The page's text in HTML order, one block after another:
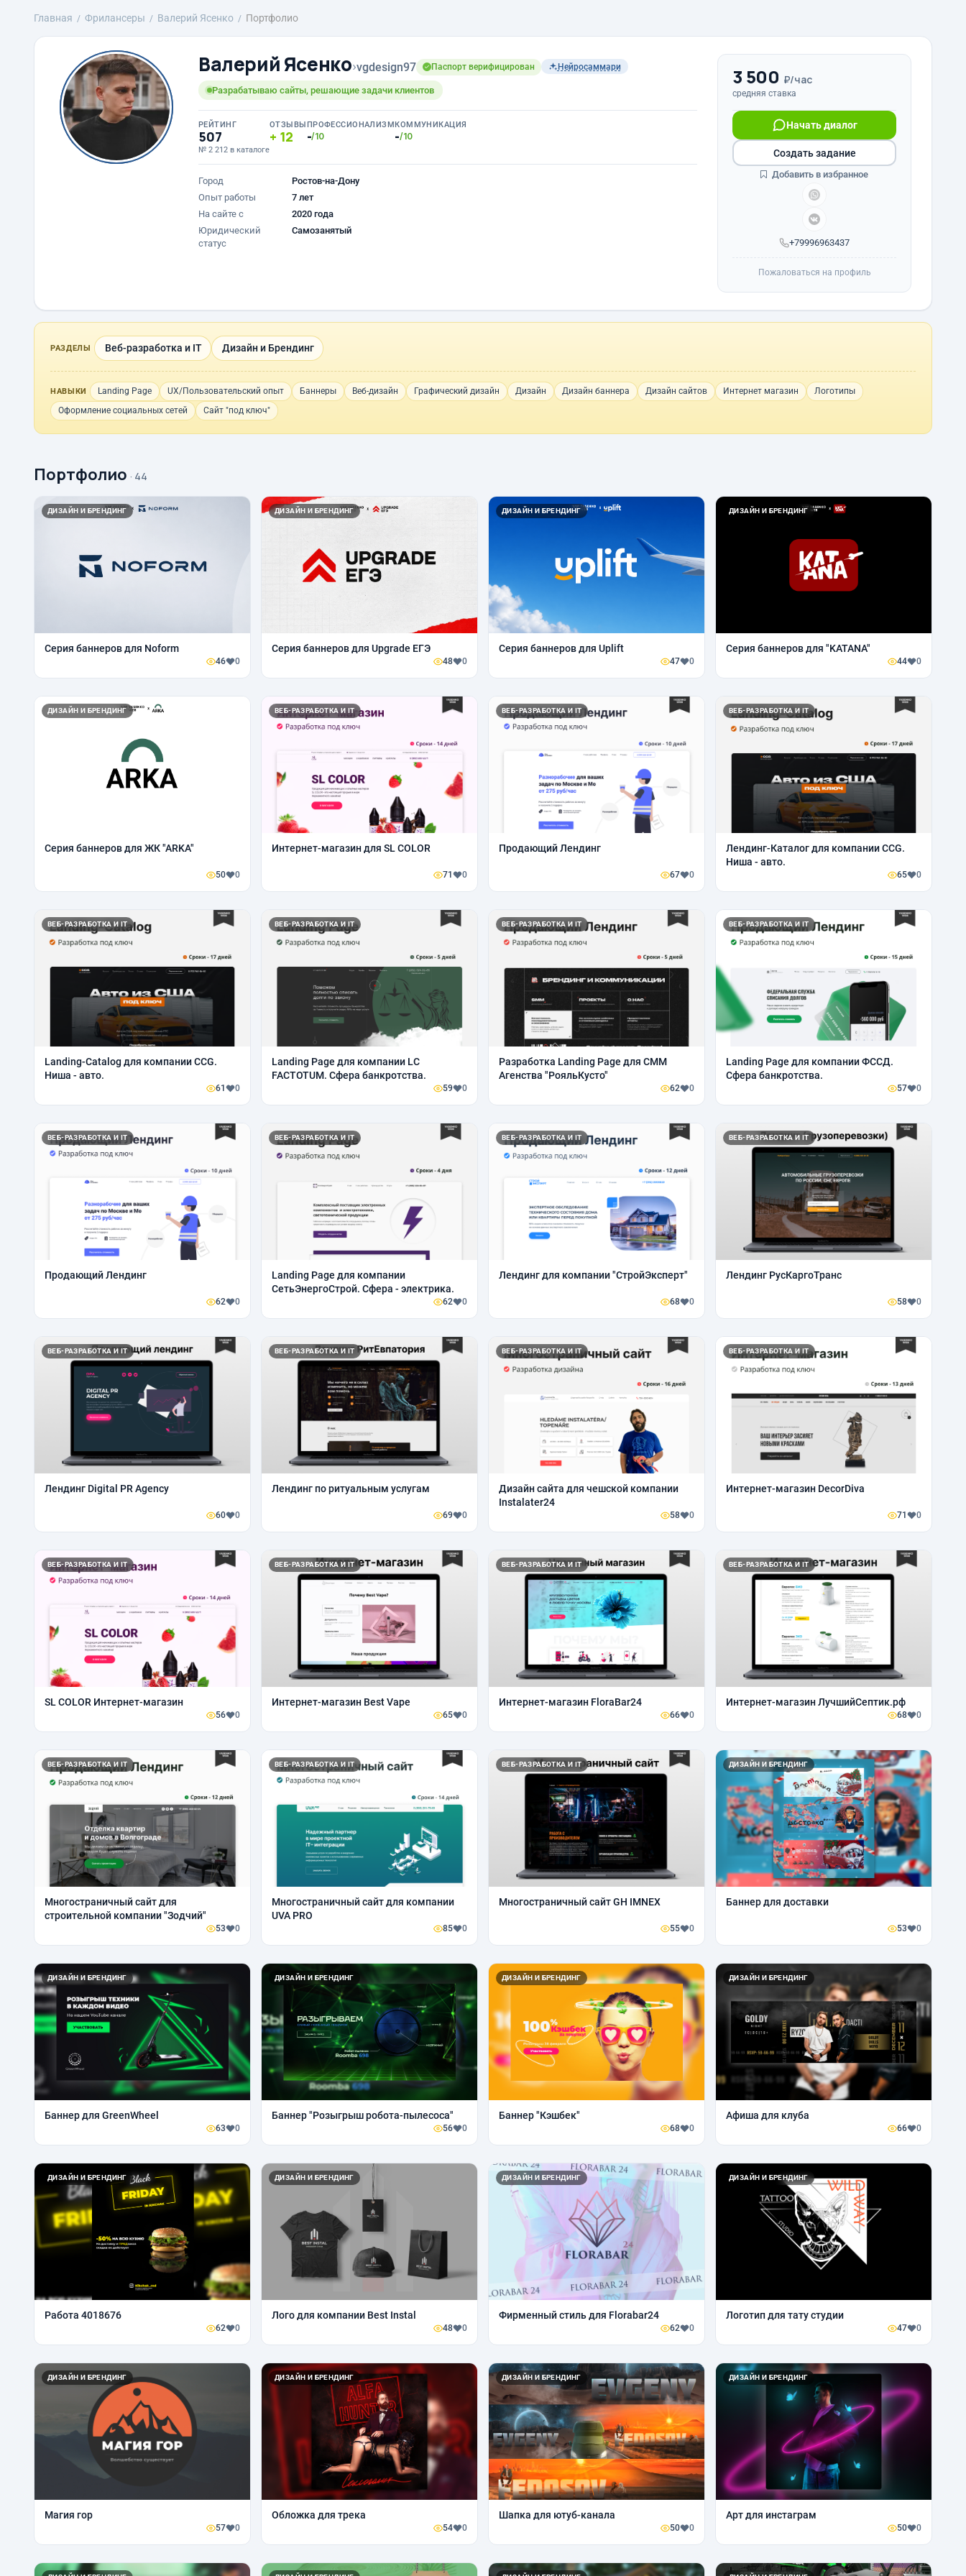
Главная Фрилансеры Валерий Ясенко Портфолио
Валерий Ясенко›vgdesign97 Паспорт верифицирован Нейросаммари
Разрабатываю сайты, решающие задачи клиентов
РЕЙТИНГ
507
№ 2 212 в каталоге
ОТЗЫВЫ
12
ПРОФЕССИОНАЛИЗМ
-/10
КОММУНИКАЦИЯ
-/10
Город
Ростов-на-Дону
Опыт работы
7 лет
На сайте с
2020 года
Юридический
статус
Самозанятый
3 500 ₽/час
средняя ставка
+79996963437
Начать диалог
Создать задание
Добавить в избранное
Пожаловаться на профиль
РАЗДЕЛЫ Веб-разработка и IT Дизайн и Брендинг
НАВЫКИ Landing Page UX/Пользовательский опыт Баннеры Веб-дизайн Графический дизайн Дизайн Дизайн баннера Дизайн сайтов Интернет магазин
Логотипы
Оформление социальных сетей
Сайт "под ключ"
Портфолио · 44
ДИЗАЙН И БРЕНДИНГ
Серия баннеров для Noform
46 0
ДИЗАЙН И БРЕНДИНГ
Серия баннеров для Upgrade ЕГЭ
48 0
ДИЗАЙН И БРЕНДИНГ
Серия баннеров для Uplift
47 0
ДИЗАЙН И БРЕНДИНГ
Серия баннеров для "KATANA"
44 0
ДИЗАЙН И БРЕНДИНГ
Серия баннеров для ЖК "ARKA"
50 0
ВЕБ-РАЗРАБОТКА И IT
Интернет-магазин для SL COLOR
71 0
ВЕБ-РАЗРАБОТКА И IT
Продающий Лендинг
67 0
ВЕБ-РАЗРАБОТКА И IT
Лендинг-Каталог для компании CCG.
Ниша - авто.
65 0
ВЕБ-РАЗРАБОТКА И IT
Landing-Catalog для компании CCG.
Ниша - авто.
61 0
ВЕБ-РАЗРАБОТКА И IT
Landing Page для компании LC
FACTOTUM. Сфера банкротства.
59 0
ВЕБ-РАЗРАБОТКА И IT
Разработка Landing Page для СММ
Агенства "РояльКусто"
62 0
ВЕБ-РАЗРАБОТКА И IT
Landing Page для компании ФССД.
Сфера банкротства.
57 0
ВЕБ-РАЗРАБОТКА И IT
Продающий Лендинг
62 0
ВЕБ-РАЗРАБОТКА И IT
Landing Page для компании
СетьЭнергоСтрой. Сфера - электрика.
62 0
ВЕБ-РАЗРАБОТКА И IT
Лендинг для компании "СтройЭксперт"
68 0
ВЕБ-РАЗРАБОТКА И IT
Лендинг РусКаргоТранс
58 0
ВЕБ-РАЗРАБОТКА И IT
Лендинг Digital PR Agency
60 0
ВЕБ-РАЗРАБОТКА И IT
Лендинг по ритуальным услугам
69 0
ВЕБ-РАЗРАБОТКА И IT
Дизайн сайта для чешской компании
Instalater24
58 0
ВЕБ-РАЗРАБОТКА И IT
Интернет-магазин DecorDiva
71 0
ВЕБ-РАЗРАБОТКА И IT
SL COLOR Интернет-магазин
56 0
ВЕБ-РАЗРАБОТКА И IT
Интернет-магазин Best Vape
65 0
ВЕБ-РАЗРАБОТКА И IT
Интернет-магазин FloraBar24
66 0
ВЕБ-РАЗРАБОТКА И IT
Интернет-магазин ЛучшийСептик.рф
68 0
ВЕБ-РАЗРАБОТКА И IT
Многостраничный сайт для
строительной компании "Зодчий"
53 0
ВЕБ-РАЗРАБОТКА И IT
Многостраничный сайт для компании
UVA PRO
85 0
ВЕБ-РАЗРАБОТКА И IT
Многостраничный сайт GH IMNEX
55 0
ДИЗАЙН И БРЕНДИНГ
Баннер для доставки
53 0
ДИЗАЙН И БРЕНДИНГ
Баннер для GreenWheel
63 0
ДИЗАЙН И БРЕНДИНГ
Баннер "Розыгрыш робота-пылесоса"
56 0
ДИЗАЙН И БРЕНДИНГ
Баннер "Кэшбек"
68 0
ДИЗАЙН И БРЕНДИНГ
Афиша для клуба
66 0
ДИЗАЙН И БРЕНДИНГ
Работа 4018676
62 0
ДИЗАЙН И БРЕНДИНГ
Лого для компании Best Instal
48 0
ДИЗАЙН И БРЕНДИНГ
Фирменный стиль для Florabar24
62 0
ДИЗАЙН И БРЕНДИНГ
Логотип для тату студии
47 0
ДИЗАЙН И БРЕНДИНГ
Магия гор
57 0
ДИЗАЙН И БРЕНДИНГ
Обложка для трека
54 0
ДИЗАЙН И БРЕНДИНГ
Шапка для ютуб-канала
50 0
ДИЗАЙН И БРЕНДИНГ
Арт для инстаграм
50 0